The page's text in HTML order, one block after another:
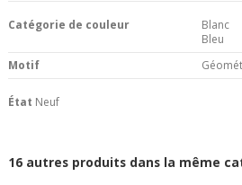
Catégorie de couleur
Blanc
Bleu
Motif
État Neuf
16 autres produits dans la même